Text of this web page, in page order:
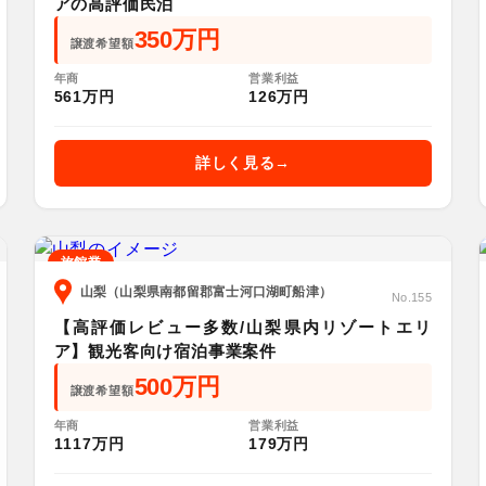
アの高評価民泊
譲渡希望額350万円
年商
561万円
営業利益
126万円
詳しく見る
旅館業
山梨（山梨県南都留郡富士河口湖町船津）
No.155
【高評価レビュー多数/山梨県内リゾートエリ
ア】観光客向け宿泊事業案件
譲渡希望額500万円
年商
1117万円
営業利益
179万円